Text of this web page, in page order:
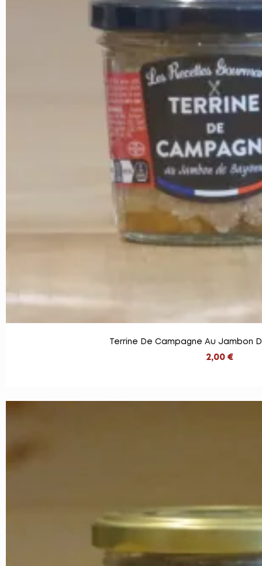
Terrine De Campagne Au Jambon
2,00 €